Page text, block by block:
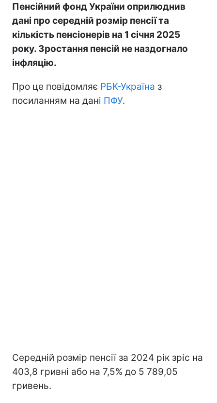
Пенсійний фонд України оприлюднив
дані про середній розмір пенсії та
кількість пенсіонерів на 1 січня 2025
року. Зростання пенсій не наздогнало
інфляцію.
Про це повідомляє РБК-Україна з
посиланням на дані ПФУ.
Середній розмір пенсії за 2024 рік зріс на
403,8 гривні або на 7,5% до 5 789,05
гривень.